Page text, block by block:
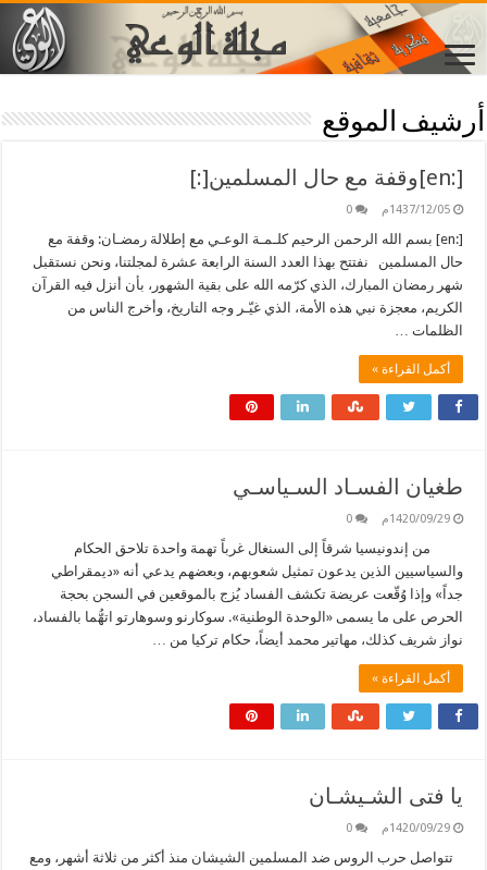
أرشيف الموقع
[:en]وقفة مع حال المسلمين[:]
1437/12/05م 0
[:en] بسم الله الرحمن الرحيم كلـمـة الوعـي مع إطلالة رمضـان: وقفة مع
حال المسلمين نفتتح بهذا العدد السنة الرابعة عشرة لمجلتنا، ونحن نستقبل
شهر رمضان المبارك، الذي كرّمه الله على بقية الشهور، بأن أنزل فيه القرآن
الكريم، معجزة نبي هذه الأمة، الذي غيّـر وجه التاريخ، وأخرج الناس من
الظلمات …
أكمل القراءة »
طغيان الفسـاد السـياسـي
1420/09/29م 0
من إندونيسيا شرقاً إلى السنغال غرباً تهمة واحدة تلاحق الحكام
والسياسيين الذين يدعون تمثيل شعوبهم، وبعضهم يدعي أنه «ديمقراطي
جداً» وإذا وُقّعت عريضة تكشف الفساد يُزج بالموقعين في السجن بحجة
الحرص على ما يسمى «الوحدة الوطنية». سوكارنو وسوهارتو اتهُّما بالفساد،
نواز شريف كذلك، مهاتير محمد أيضاً، حكام تركيا من …
أكمل القراءة »
يا فتى الشـيشـان
1420/09/29م 0
تتواصل حرب الروس ضد المسلمين الشيشان منذ أكثر من ثلاثة أشهر، ومع